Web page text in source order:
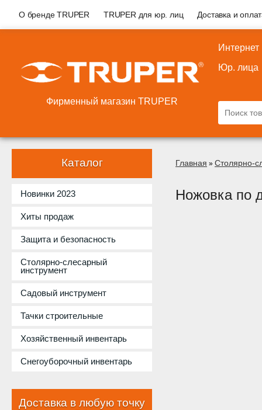
О бренде TRUPER TRUPER для юр. лиц Доставка и
Фирменный магазин TRUPER
Интернет
Юр. лица
Каталог
Новинки 2023
Хиты продаж
Защита и безопасность
Столярно-слесарный
инструмент
Садовый инструмент
Тачки строительные
Хозяйственный инвентарь
Снегоуборочный инвентарь
Доставка в любую точку
Главная » Столярно-
Ножовка по